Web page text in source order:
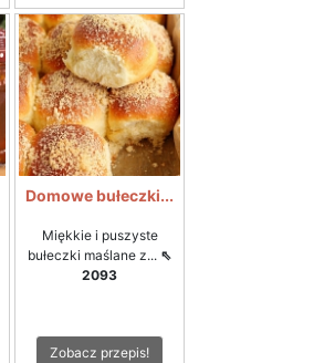
Domowe bułeczki...
Miękkie i puszyste
bułeczki maślane z... ⇖
2093
Zobacz przepis!